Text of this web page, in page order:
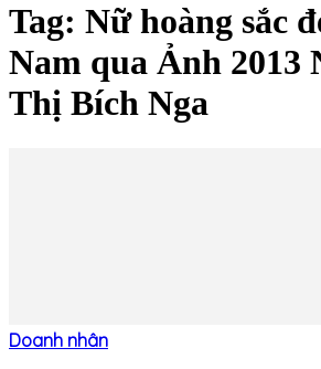
Tag: Nữ hoàng sắc
Nam qua Ảnh 2013
Thị Bích Nga
Doanh nhân